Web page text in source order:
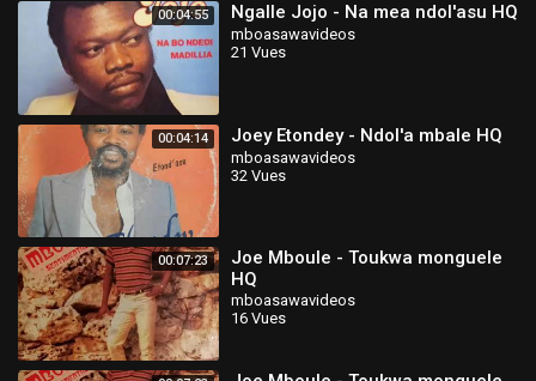
00:04:55 Ngalle Jojo - Na mea ndol'asu HQ
mboasawavideos
21 Vues
00:04:14 Joey Etondey - Ndol'a mbale HQ
mboasawavideos
32 Vues
00:07:23
Joe Mboule - Toukwa monguele
HQ
mboasawavideos
16 Vues